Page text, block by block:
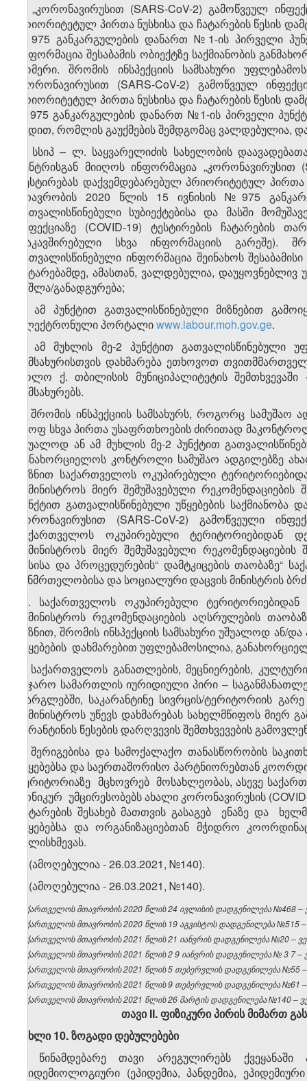
ა) „კორონავირუსით (SARS-CoV-2) გამოწვეულ
პრიორიტეტულ პირთა ნუსხისა და ჩატარების წესის
№975 განკარგულების დანართ №1-ის პირველი
ინფორმაცია შესაბამის ობიექტზე საქმიანობის
ნომერი. შრომის ინსპექციის სამსახური
„კორონავირუსით (SARS-CoV-2) გამოწვეულ
პრიორიტეტულ პირთა ნუსხისა და ჩატარების წესის
№975 განკარგულების დანართ №1-ის პირველი
ვადით, რომლის გაუქმების შემდგომაც ვალდებულია,
ბ) სსიპ – ლ. საყვარელიძის სახელობის
ცენტრისგან მიიღოს ინფორმაცია
ტესტირებას დაქვემდებარებულ პრიორიტეტულ პირთა
მთავრობის 2020 წლის 15 ივნისის №975
გათვალისწინებული სუბიექტებისა და მასში
ინფექციაზე (COVID-19) ტესტირების ჩატარების
დაკავშირებული სხვა ინფორმაციის გარეშე).
გათვალისწინებული ინფორმაცია შეინახოს
ჩატარებამდე, ამასთან, ვალდებულია,
წაშლა/განადგურება;
გ) ამ პუნქტით გათვალისწინებული მიზნებით
ელექტრონული პორტალიwww.labour.moh.gov.ge.
3. ამ მუხლის მე-2 პუნქტით გათვალისწინებული
სამსახურისთვის დახმარება ეთხოვოთ
ხოლო ქ. თბილისის მუნიციპალიტეტის
სამსახურებს.
4. შრომის ინსპექციის სამსახურს, როგორც
მყოფ სხვა პირთა უსაფრთხოების ძირითად
უშუალოდ ან ამ მუხლის მე-2 პუნქტით
განახორციელოს კონტროლი სამუშაო ადგილებზე
მიზნით საქართველოს ოკუპირებული
სამინისტროს მიერ შემუშავებული
პუნქტით გათვალისწინებული უწყებების
კორონავირუსით (SARS-CoV-2) გამოწვეული
საქართველოს ოკუპირებული
სამინისტროს მიერ შემუშავებული
წესისა და პროცედურების“ დამტკიცების
ჯანმრთელობისა და სოციალური დაცვის მინისტრის
. საქართველოს ოკუპირებული
სამინისტროს რეკომენდაციების აღსრულების
მიზნით, შრომის ინსპექციის სამსახური უშუალოდ
უწყებების დახმარებით უფლებამოსილია,
5. საქართველოს განათლების, მეცნიერების,
საჯარო სამართლის იურიდიული პირი –
ფარგლებში, საკარანტინე სივრცის/ტერიტორიის
სამინისტროს უწევს დახმარებას სახელმწიფოს
კარანტინის წესების დარღვევის შემთხვევების
6. შერიგებისა და სამოქალაქო თანასწორობის
უწყებებსა და საერთაშორისო პარტნიორებთან
ტერიტორიაზე მცხოვრებ მოსახლეობას, ასევე
ეთნიკურ უმცირესობებს ახალი კორონავირუსის
გატარების შესახებ მათთვის გასაგებ ენაზე და
უწყებებსა და ორგანიზაციებთან მჭიდრო
ძალისხმევას.
7. (ამოღებულია - 26.03.2021, №140).
8. (ამოღებულია - 26.03.2021, №140).
საქართველოს მთავრობის 2020 წლის 24 ივლისის დადგენილება №468 –
საქართველოს მთავრობის 2020 წლის 19 აგვისტოს დადგენილება №515
საქართველოს მთავრობის 2021 წლის 21 იანვრის დადგენილება №20 –
საქართველოს მთავრობის2021 წლის 29 იანვრის დადგენილება№3 7 –
საქართველოს მთავრობის 2021 წლის 5 თებერვლის დადგენილება №55 –
საქართველოს მთავრობის 2021 წლის 9 თებერვლის დადგენილება №61 –
საქართველოს მთავრობის 2021 წლის 26 მარტის დადგენილება №140 –
თავიII. ფიზიკური პირის მიმართ
მუხლი10.ზოგადიდებულებები
1. წინამდებარე თავი არეგულირებს
ეპიდემიოლოგიური (ეპიდემია, პანდემია,